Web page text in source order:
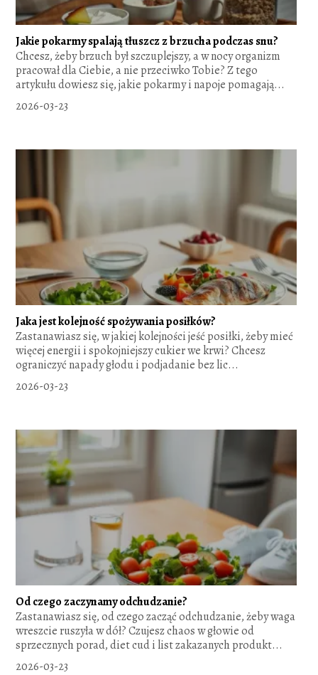
Jakie pokarmy spalają tłuszcz z brzucha podczas snu?
Chcesz, żeby brzuch był szczuplejszy, a w nocy organizm
pracował dla Ciebie, a nie przeciwko Tobie? Z tego
artykułu dowiesz się, jakie pokarmy i napoje pomagają...
2026-03-23
Jaka jest kolejność spożywania posiłków?
Zastanawiasz się, w jakiej kolejności jeść posiłki, żeby mieć
więcej energii i spokojniejszy cukier we krwi? Chcesz
ograniczyć napady głodu i podjadanie bez lic...
2026-03-23
Od czego zaczynamy odchudzanie?
Zastanawiasz się, od czego zacząć odchudzanie, żeby waga
wreszcie ruszyła w dół? Czujesz chaos w głowie od
sprzecznych porad, diet cud i list zakazanych produkt...
2026-03-23